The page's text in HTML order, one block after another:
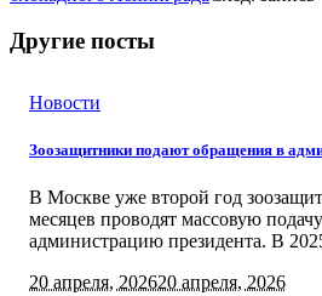
Другие посты
Новости
Зоозащитники подают обращения в
В Москве уже второй год
месяцев проводят массовую
администрацию президента. В
20 апреля, 202620 апреля, 2026